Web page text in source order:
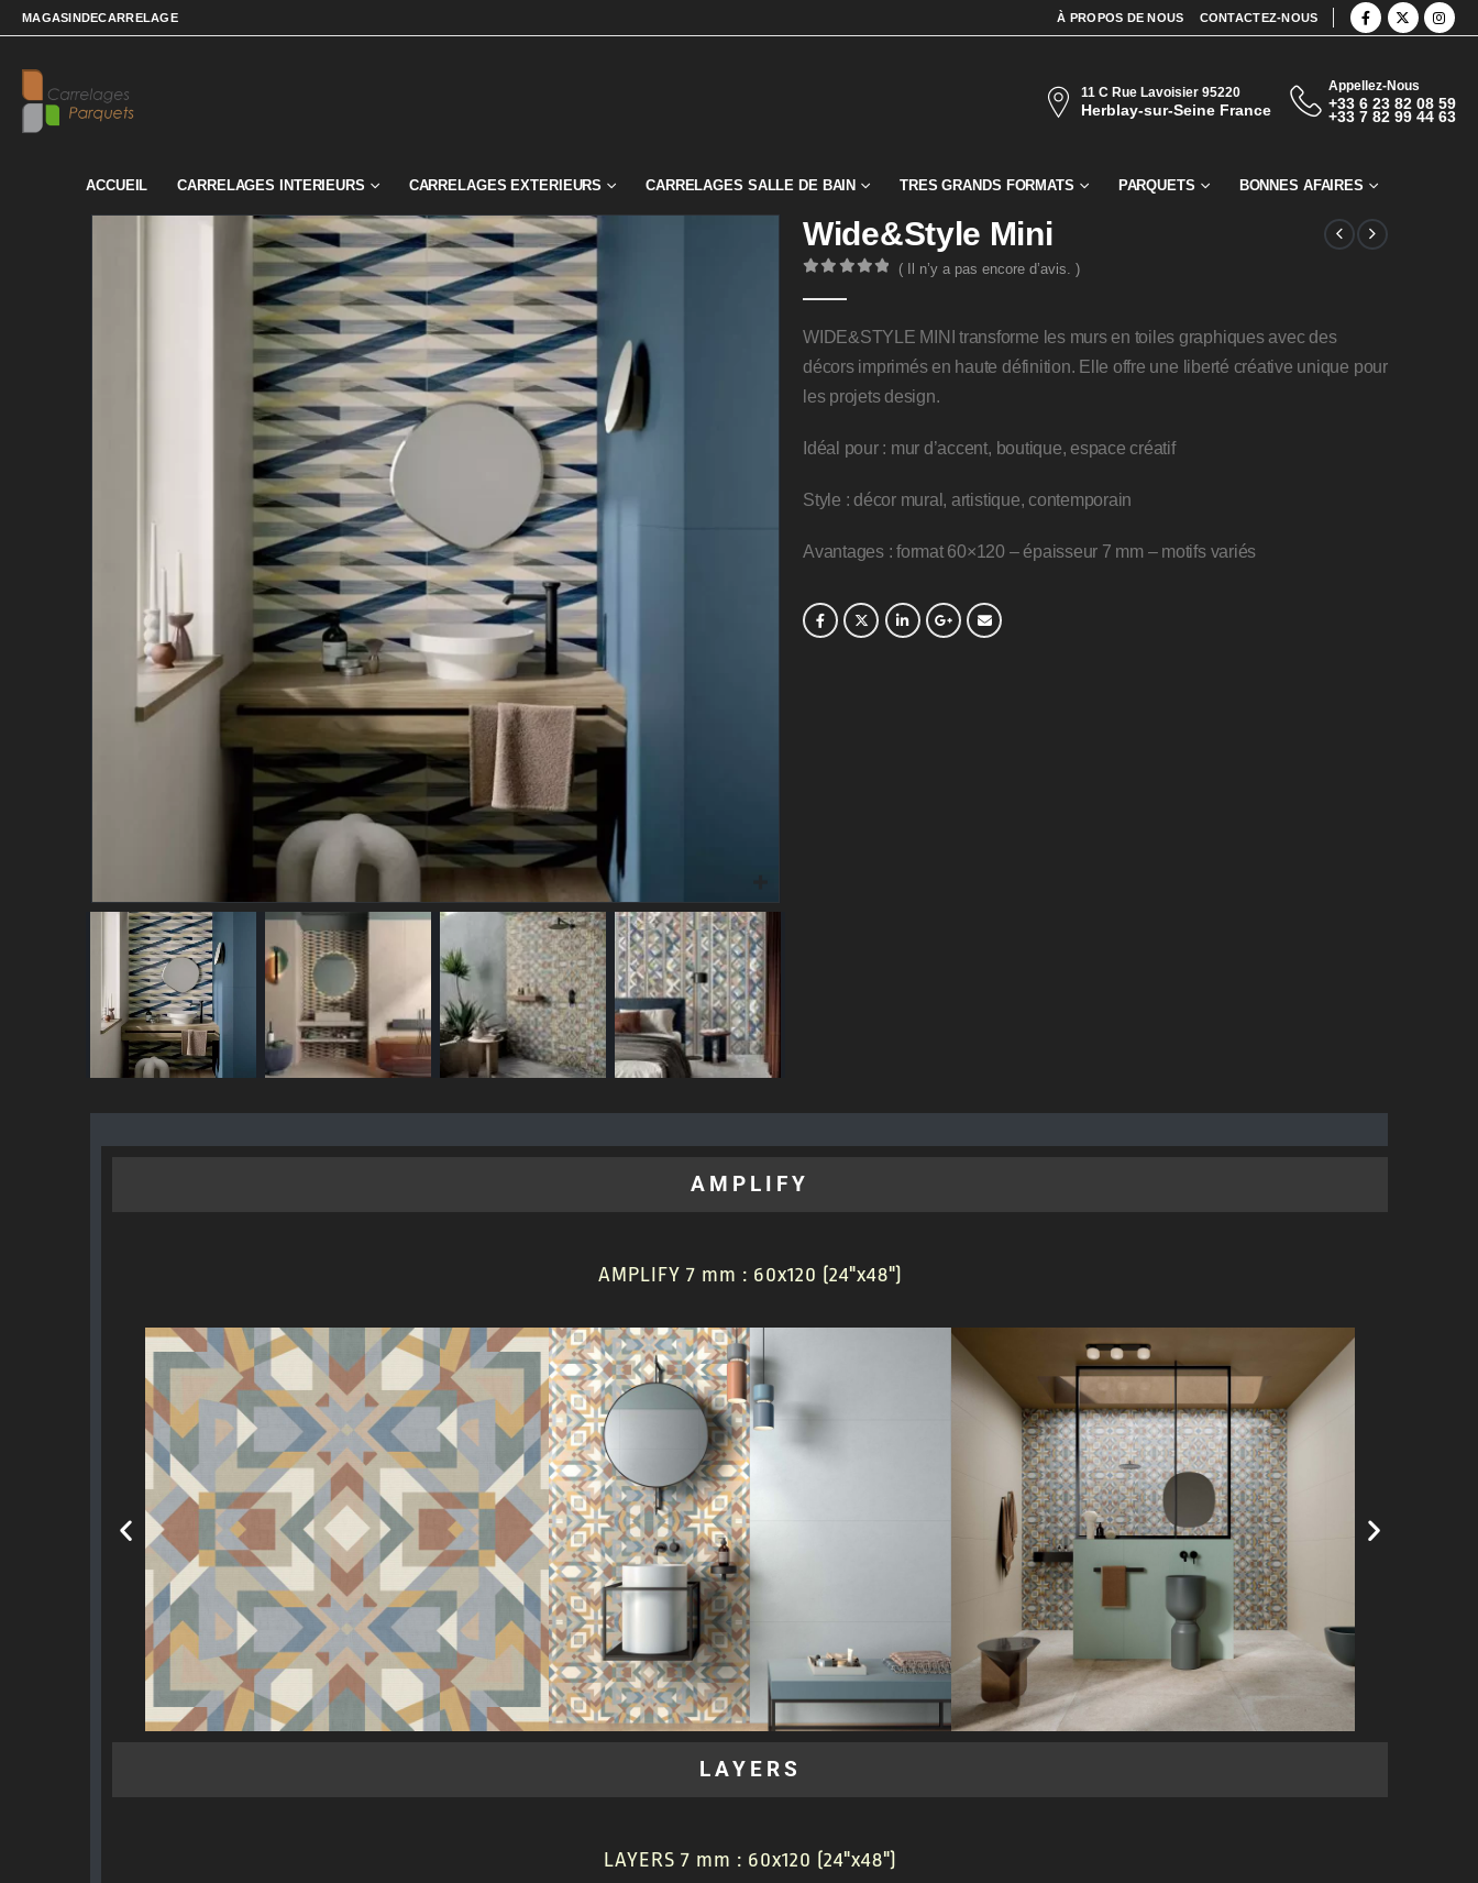
MAGASINDECARRELAGE À PROPOS DE NOUS CONTACTEZ-NOUS
11 C Rue Lavoisier 95220
Herblay-sur-Seine France
Appellez-Nous
+33 6 23 82 08 59
+33 7 82 99 44 63
ACCUEIL CARRELAGES INTERIEURS CARRELAGES EXTERIEURS CARRELAGES SALLE DE BAIN TRES GRANDS FORMATS PARQUETS BONNES AFAIRES
Wide&Style Mini
( Il n’y a pas encore d’avis. )
WIDE&STYLE MINI transforme les murs en toiles graphiques avec des
décors imprimés en haute définition. Elle offre une liberté créative unique pour
les projets design.
Idéal pour : mur d’accent, boutique, espace créatif
Style : décor mural, artistique, contemporain
Avantages : format 60×120 – épaisseur 7 mm – motifs variés
AMPLIFY
AMPLIFY 7 mm : 60x120 (24"x48")
LAYERS
LAYERS 7 mm : 60x120 (24"x48")